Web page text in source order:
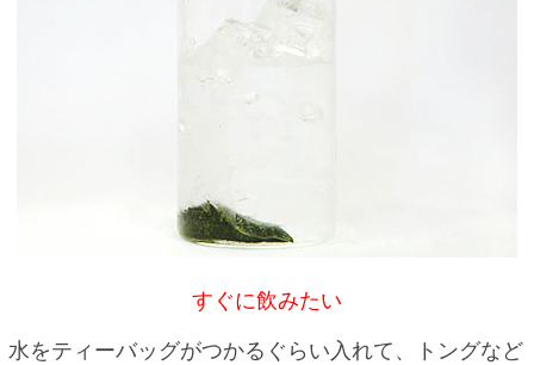
すぐに飲みたい
水をティーバッグがつかるぐらい入れて、トングなど